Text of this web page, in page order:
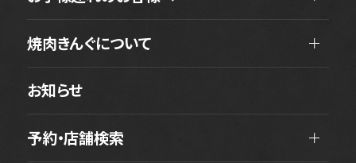
焼肉きんぐについて
お知らせ
予約・店舗検索